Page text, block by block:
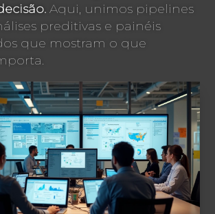
Aqui, unimos pipelines
preditivas e painéis
que mostram o que